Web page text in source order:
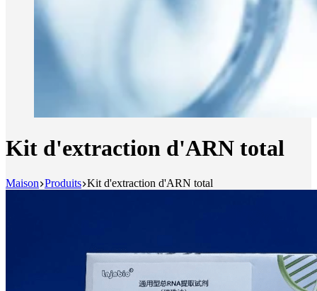
Kit d'extraction d'ARN total
Maison Produits Kit d'extraction d'ARN total